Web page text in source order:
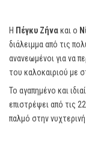
Η Πέγκυ Ζήνακαι ο
διάλειμμα από τις
ανανεωμένοι για να
του καλοκαιριού με
Το αγαπημένο και
επιστρέψει από τις
παλμό στην